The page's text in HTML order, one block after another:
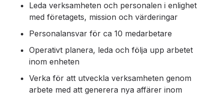
Leda verksamheten och personalen i enlighet
med företagets, mission och värderingar
Personalansvar för ca 10 medarbetare
Operativt planera, leda och följa upp arbetet
inom enheten
Verka för att utveckla verksamheten genom
arbete med att generera nya affärer inom